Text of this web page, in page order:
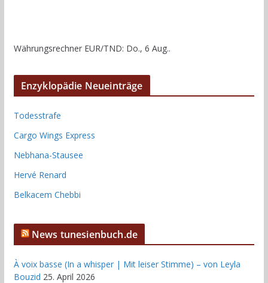
Währungsrechner EUR/TND: Do., 6 Aug..
Enzyklopädie Neueinträge
Todesstrafe
Cargo Wings Express
Nebhana-Stausee
Hervé Renard
Belkacem Chebbi
News tunesienbuch.de
À voix basse (In a whisper | Mit leiser Stimme) – von Leyla
Bouzid 25. April 2026